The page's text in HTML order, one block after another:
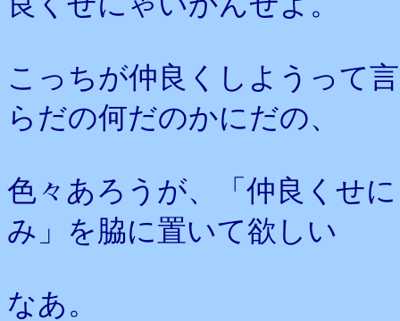
こっちが仲良くしようって
らだの何だのかにだの、
色々あろうが、「仲良くせ
み」を脇に置いて欲しい
なあ。